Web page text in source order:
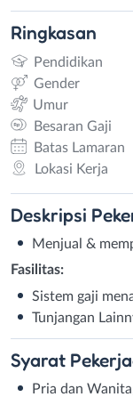
Ringkasan
Pendidikan
Gender
Umur
Besaran Gaji
Batas Lamaran
Lokasi Kerja
Deskripsi
Menjual &
Fasilitas:
Sistem gaji
Tunjangan
Syarat
Pria dan